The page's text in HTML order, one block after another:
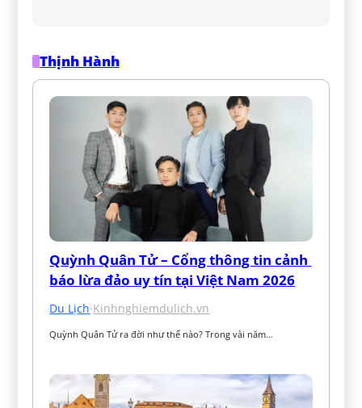
Thịnh Hành
Quỳnh Quân Tử – Cổng thông tin cảnh
báo lừa đảo uy tín tại Việt Nam 2026
Du Lịch·Kinhnghiemdulich.vn
Quỳnh Quân Tử ra đời như thế nào? Trong vài năm…